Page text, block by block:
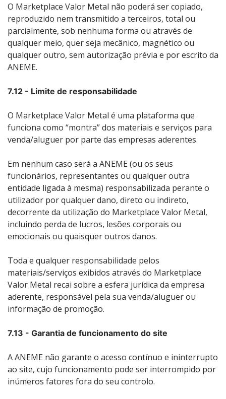
O Marketplace Valor Metal não poderá ser copiado,
reproduzido nem transmitido a terceiros, total ou
parcialmente, sob nenhuma forma ou através de
qualquer meio, quer seja mecânico, magnético ou
qualquer outro, sem autorização prévia e por escrito da
ANEME.
7.12 - Limite de responsabilidade
O Marketplace Valor Metal é uma plataforma que
funciona como “montra” dos materiais e serviços para
venda/aluguer por parte das empresas aderentes.
Em nenhum caso será a ANEME (ou os seus
funcionários, representantes ou qualquer outra
entidade ligada à mesma) responsabilizada perante o
utilizador por qualquer dano, direto ou indireto,
decorrente da utilização do Marketplace Valor Metal,
incluindo perda de lucros, lesões corporais ou
emocionais ou quaisquer outros danos.
Toda e qualquer responsabilidade pelos
materiais/serviços exibidos através do Marketplace
Valor Metal recai sobre a esfera jurídica da empresa
aderente, responsável pela sua venda/aluguer ou
informação de promoção.
7.13 - Garantia de funcionamento do site
A ANEME não garante o acesso contínuo e ininterrupto
ao site, cujo funcionamento pode ser interrompido por
inúmeros fatores fora do seu controlo.